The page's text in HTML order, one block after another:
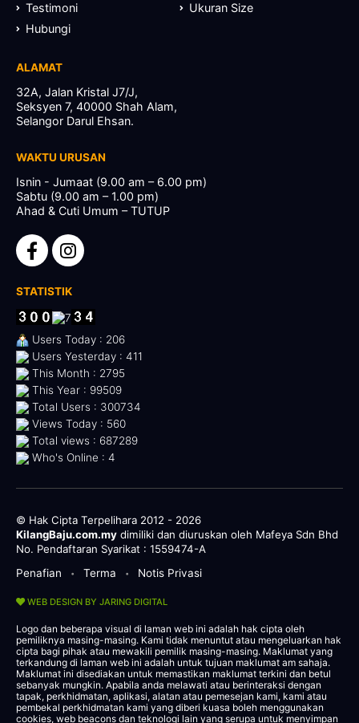
Testimoni
Ukuran Size
Hubungi
ALAMAT
32A, Jalan Kristal J7/J,
Seksyen 7, 40000 Shah Alam,
Selangor Darul Ehsan.
WAKTU URUSAN
Isnin - Jumaat (9.00 am – 6.00 pm)
Sabtu (9.00 am – 1.00 pm)
Ahad & Cuti Umum – TUTUP
STATISTIK
Users Today : 206
Users Yesterday : 411
This Month : 2795
This Year : 99509
Total Users : 300734
Views Today : 560
Total views : 687289
Who's Online : 4
© Hak Cipta Terpelihara 2012 - 2026
KilangBaju.com.my dimiliki dan diuruskan oleh Mafeya Sdn Bhd
No. Pendaftaran Syarikat : 1559474-A
Penafian
• Terma • Notis Privasi
WEB DESIGN BY JARING DIGITAL
Logo dan beberapa visual di laman web ini adalah hak cipta oleh
pemiliknya masing-masing. Kami tidak menuntut atau mengeluarkan hak
cipta bagi pihak atau mewakili pemilik masing-masing. Maklumat yang
terkandung di laman web ini adalah untuk tujuan maklumat am sahaja.
Maklumat ini disediakan untuk memastikan maklumat terkini dan betul
sebanyak mungkin. Apabila anda melawati atau berinteraksi dengan
tapak, perkhidmatan, aplikasi, alatan atau pemesejan kami, kami atau
pembekal perkhidmatan kami yang diberi kuasa boleh menggunakan
cookies, web beacons dan teknologi lain yang serupa untuk menyimpan